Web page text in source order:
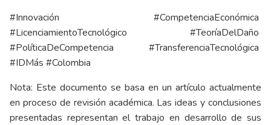
#Innovación #CompetenciaEconómica
#LicenciamientoTecnológico #TeoríaDelDaño
#PolíticaDeCompetencia #TransferenciaTecnológica
#IDMás #Colombia
Nota: Este documento se basa en un artículo actualmente
en proceso de revisión académica. Las ideas y conclusiones
presentadas representan el trabajo en desarrollo de sus